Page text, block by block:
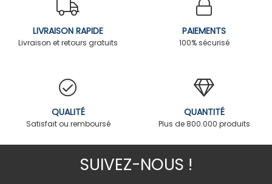
LIVRAISON RAPIDE
Livraison et retours gratuits
PAIEMENTS
100% sécurisé
QUALITÉ
Satisfait ou remboursé
QUANTITÉ
Plus de 800.000 produits
SUIVEZ-NOUS !